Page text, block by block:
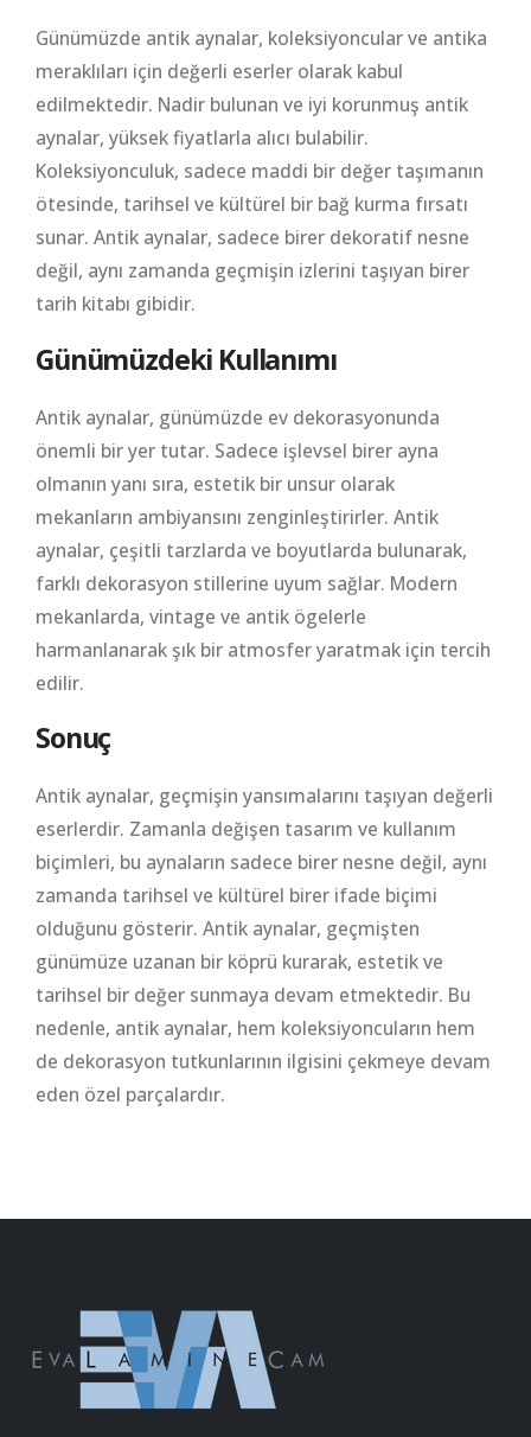
Günümüzde antik aynalar, koleksiyoncular ve antika
meraklıları için değerli eserler olarak kabul
edilmektedir. Nadir bulunan ve iyi korunmuş antik
aynalar, yüksek fiyatlarla alıcı bulabilir.
Koleksiyonculuk, sadece maddi bir değer taşımanın
ötesinde, tarihsel ve kültürel bir bağ kurma fırsatı
sunar. Antik aynalar, sadece birer dekoratif nesne
değil, aynı zamanda geçmişin izlerini taşıyan birer
tarih kitabı gibidir.
Günümüzdeki Kullanımı
Antik aynalar, günümüzde ev dekorasyonunda
önemli bir yer tutar. Sadece işlevsel birer ayna
olmanın yanı sıra, estetik bir unsur olarak
mekanların ambiyansını zenginleştirirler. Antik
aynalar, çeşitli tarzlarda ve boyutlarda bulunarak,
farklı dekorasyon stillerine uyum sağlar. Modern
mekanlarda, vintage ve antik ögelerle
harmanlanarak şık bir atmosfer yaratmak için tercih
edilir.
Sonuç
Antik aynalar, geçmişin yansımalarını taşıyan değerli
eserlerdir. Zamanla değişen tasarım ve kullanım
biçimleri, bu aynaların sadece birer nesne değil, aynı
zamanda tarihsel ve kültürel birer ifade biçimi
olduğunu gösterir. Antik aynalar, geçmişten
günümüze uzanan bir köprü kurarak, estetik ve
tarihsel bir değer sunmaya devam etmektedir. Bu
nedenle, antik aynalar, hem koleksiyoncuların hem
de dekorasyon tutkunlarının ilgisini çekmeye devam
eden özel parçalardır.